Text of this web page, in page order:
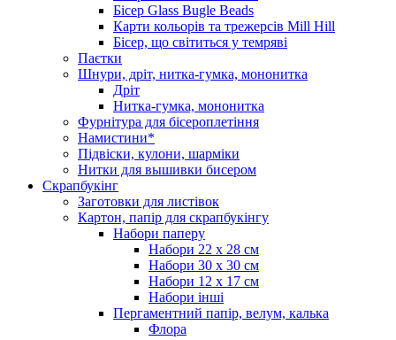
Бісер Glass Bugle Beads
Карти кольорів та трежерсів Mill Hill
Бісер, що світиться у темряві
Паєтки
Шнури, дріт, нитка-гумка, мононитка
Дріт
Нитка-гумка, мононитка
Фурнітура для бісероплетіння
Намистини*
Підвіски, кулони, шарміки
Нитки для вышивки бисером
Скрапбукінг
Заготовки для листівок
Картон, папір для скрапбукінгу
Набори паперу
Набори 22 х 28 см
Набори 30 х 30 см
Набори 12 х 17 см
Набори інші
Пергаментний папір, велум, калька
Флора